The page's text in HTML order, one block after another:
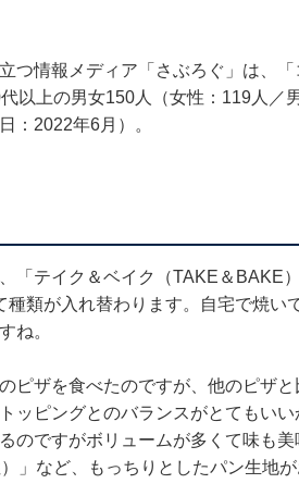
つ情報メディア「さぶろぐ」は、「
以上の男女150人（女性：119人／
：2022年6月）。
「テイク＆ベイク（TAKE＆BAKE
類が入れ替わります。自宅で焼い
ね。
ピザを食べたのですが、他のピザ
ッピングとのバランスがとてもいい
のですがボリュームが多くて味も
」など、もっちりとしたパン生地